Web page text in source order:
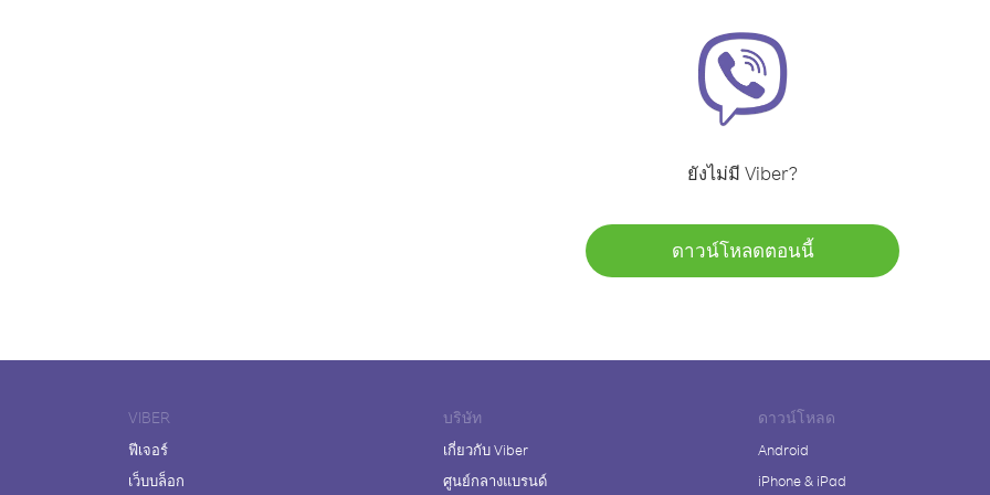
ยังไม่มี Viber?
ดาวน์โหลดตอนนี้
VIBER
ฟีเจอร์
เว็บบล็อก
บริษัท
เกี่ยวกับ Viber
ศูนย์กลางแบรนด์
ดาวน์โหลด
Android
iPhone & iPad